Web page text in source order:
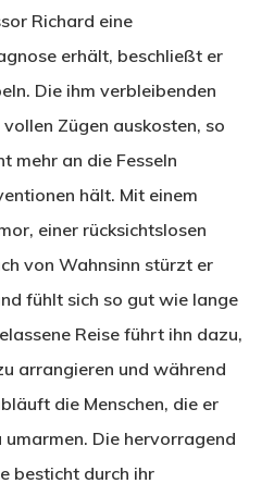
Richard eine
erhält, beschließt er
Die ihm verbleibenden
Zügen auskosten, so
mehr an die Fesseln
hält. Mit einem
einer rücksichtslosen
von Wahnsinn stürzt er
fühlt sich so gut wie lange
Reise führt ihn dazu,
arrangieren und während
die Menschen, die er
Die hervorragend
besticht durch ihr